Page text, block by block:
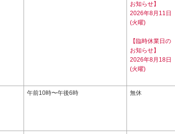
お知らせ】
2026年8月11日
(火曜)
【臨時休業日の
お知らせ】
2026年8月18日
(火曜)
午前10時〜午後6時 無休